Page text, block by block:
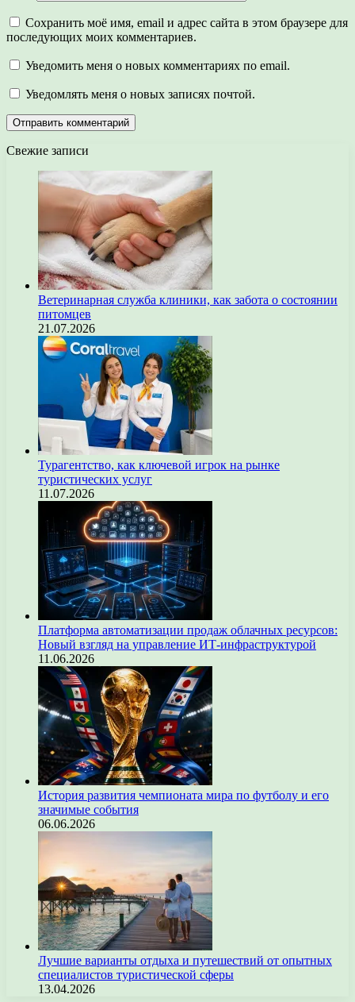
Сохранить моё имя, email и адрес сайта в этом браузере для
последующих моих комментариев.
Уведомить меня о новых комментариях по email.
Уведомлять меня о новых записях почтой.
Свежие записи
Ветеринарная служба клиники, как забота о состоянии
питомцев
21.07.2026
Турагентство, как ключевой игрок на рынке
туристических услуг
11.07.2026
Платформа автоматизации продаж облачных ресурсов:
Новый взгляд на управление ИТ-инфраструктурой
11.06.2026
История развития чемпионата мира по футболу и его
значимые события
06.06.2026
Лучшие варианты отдыха и путешествий от опытных
специалистов туристической сферы
13.04.2026